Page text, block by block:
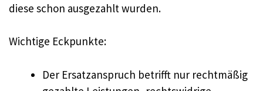
diese schon ausgezahlt wurden.
Wichtige Eckpunkte:
Der Ersatzanspruch betrifft nur rechtmäßig